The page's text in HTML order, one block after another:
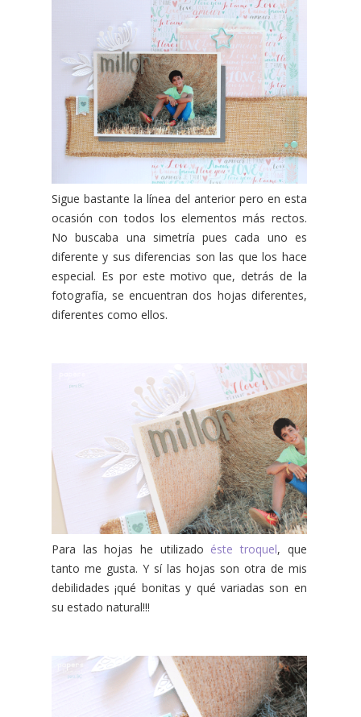
Sigue bastante la línea del anterior pero en esta
ocasión con todos los elementos más rectos.
No buscaba una simetría pues cada uno es
diferente y sus diferencias son las que los hace
especial. Es por este motivo que, detrás de la
fotografía, se encuentran dos hojas diferentes,
diferentes como ellos.
Para las hojas he utilizado éste troquel, que
tanto me gusta. Y sí las hojas son otra de mis
debilidades ¡qué bonitas y qué variadas son en
su estado natural!!!